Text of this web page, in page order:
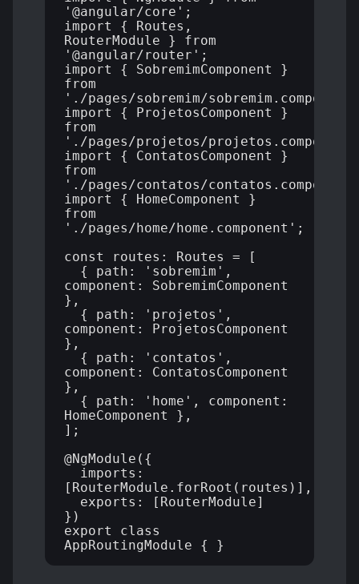
'@angular/core';
import { Routes,
RouterModule } from
'@angular/router';
import { SobremimComponent }
from
'./pages/sobremim/
import { ProjetosComponent }
from
'./pages/projetos/
import { ContatosComponent }
from
'./pages/contatos/
import { HomeComponent }
from
'./pages/home/home.component';
const routes: Routes = [
component: SobremimComponent
},
component: ProjetosComponent
},
component: ContatosComponent
},
HomeComponent },
];
@NgModule({
[RouterModule.forRoot(routes)],
})
export class